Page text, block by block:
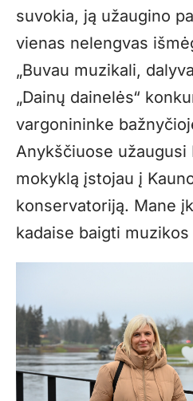
suvokia, ją užaugino
vienas nelengvas
„Buvau muzikali,
„Dainų dainelės“
vargonininke
Anykščiuose užaugusi
mokyklą įstojau į
konservatoriją. Mane
kadaise baigti muzikos